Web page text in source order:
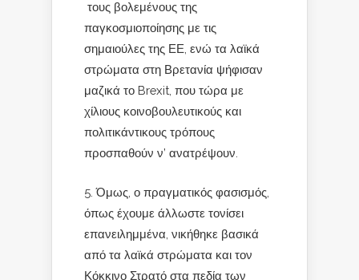
τους βολεμένους της
παγκοσμιοποίησης με τις
σημαιούλες της ΕΕ, ενώ τα λαϊκά
στρώματα στη Βρετανία ψήφισαν
μαζικά το Brexit, που τώρα με
χίλιους κοινοβουλευτικούς και
πολιτικάντικους τρόπους
προσπαθούν ν’ ανατρέψουν.
Όμως, ο πραγματικός φασισμός,
όπως έχουμε άλλωστε τονίσει
επανειλημμένα, νικήθηκε βασικά
από τα λαϊκά στρώματα και τον
Κόκκινο Στρατό στα πεδία των